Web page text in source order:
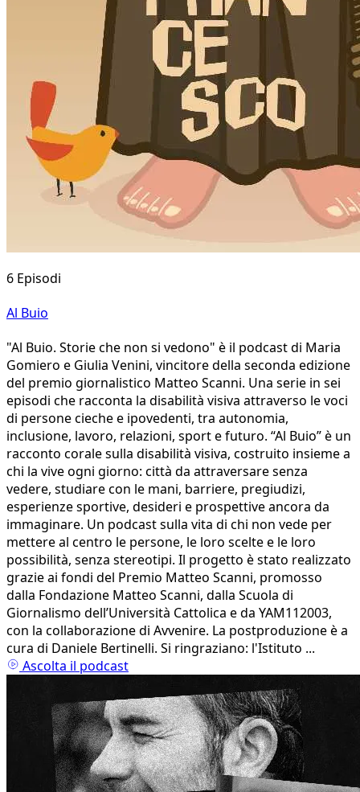
6 Episodi
Al Buio
"Al Buio. Storie che non si vedono" è il podcast di Maria
Gomiero e Giulia Venini, vincitore della seconda edizione
del premio giornalistico Matteo Scanni. Una serie in sei
episodi che racconta la disabilità visiva attraverso le voci
di persone cieche e ipovedenti, tra autonomia,
inclusione, lavoro, relazioni, sport e futuro. “Al Buio” è un
racconto corale sulla disabilità visiva, costruito insieme a
chi la vive ogni giorno: città da attraversare senza
vedere, studiare con le mani, barriere, pregiudizi,
esperienze sportive, desideri e prospettive ancora da
immaginare. Un podcast sulla vita di chi non vede per
mettere al centro le persone, le loro scelte e le loro
possibilità, senza stereotipi. Il progetto è stato realizzato
grazie ai fondi del Premio Matteo Scanni, promosso
dalla Fondazione Matteo Scanni, dalla Scuola di
Giornalismo dell’Università Cattolica e da YAM112003,
con la collaborazione di Avvenire. La postproduzione è a
cura di Daniele Bertinelli. Si ringraziano: l'Istituto ...
Ascolta il podcast